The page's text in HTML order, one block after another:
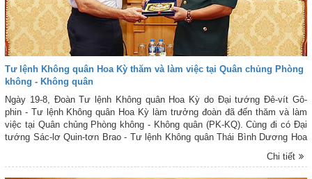
Tư lệnh Không quân Hoa Kỳ thăm và làm việc tại Quân chủng Phòng
không - Không quân
Ngày 19-8, Đoàn Tư lệnh Không quân Hoa Kỳ do Đại tướng Đê-vít Gô-
phin - Tư lệnh Không quân Hoa Kỳ làm trưởng đoàn đã đến thăm và làm
việc tại Quân chủng Phòng không - Không quân (PK-KQ). Cùng đi có Đại
tướng Sác-lơ Quin-tơn Brao - Tư lệnh Không quân Thái Bình Dương Hoa
tướng Lê Huy Vịnh - Ủy viên BCH Trung ương Đảng, Ủy viên Quân ủy
Chi tiết